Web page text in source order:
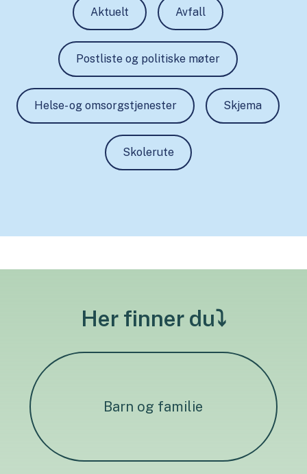
Aktuelt Avfall
Postliste og politiske møter
Helse- og omsorgstjenester Skjema
Skolerute
Her finner du⤵
Barn og familie